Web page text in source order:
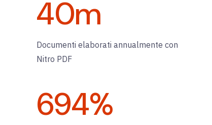
40m
Documenti elaborati annualmente con
Nitro PDF
694%